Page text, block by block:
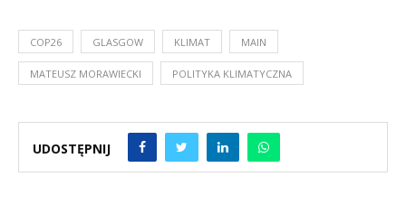
COP26 GLASGOW KLIMAT MAIN
MATEUSZ MORAWIECKI POLITYKA KLIMATYCZNA
UDOSTĘPNIJ